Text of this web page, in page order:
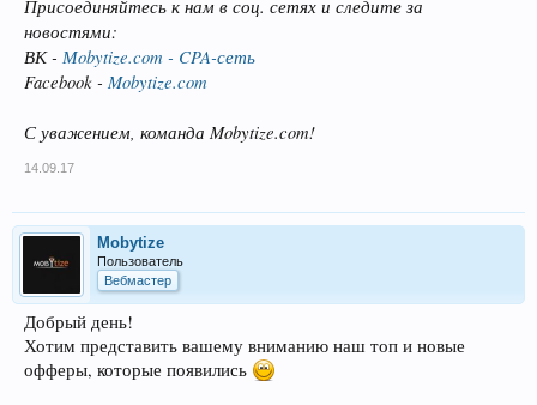
Присоединяйтесь к нам в соц. сетях и следите за
новостями:
ВК - Мobytize.com - CPA-сеть
Facebook - Mobytize.com
С уважением, команда Mobytize.com!
14.09.17
Mobytize
Пользователь
Вебмастер
Добрый день!
Хотим представить вашему вниманию наш топ и новые
офферы, которые появились